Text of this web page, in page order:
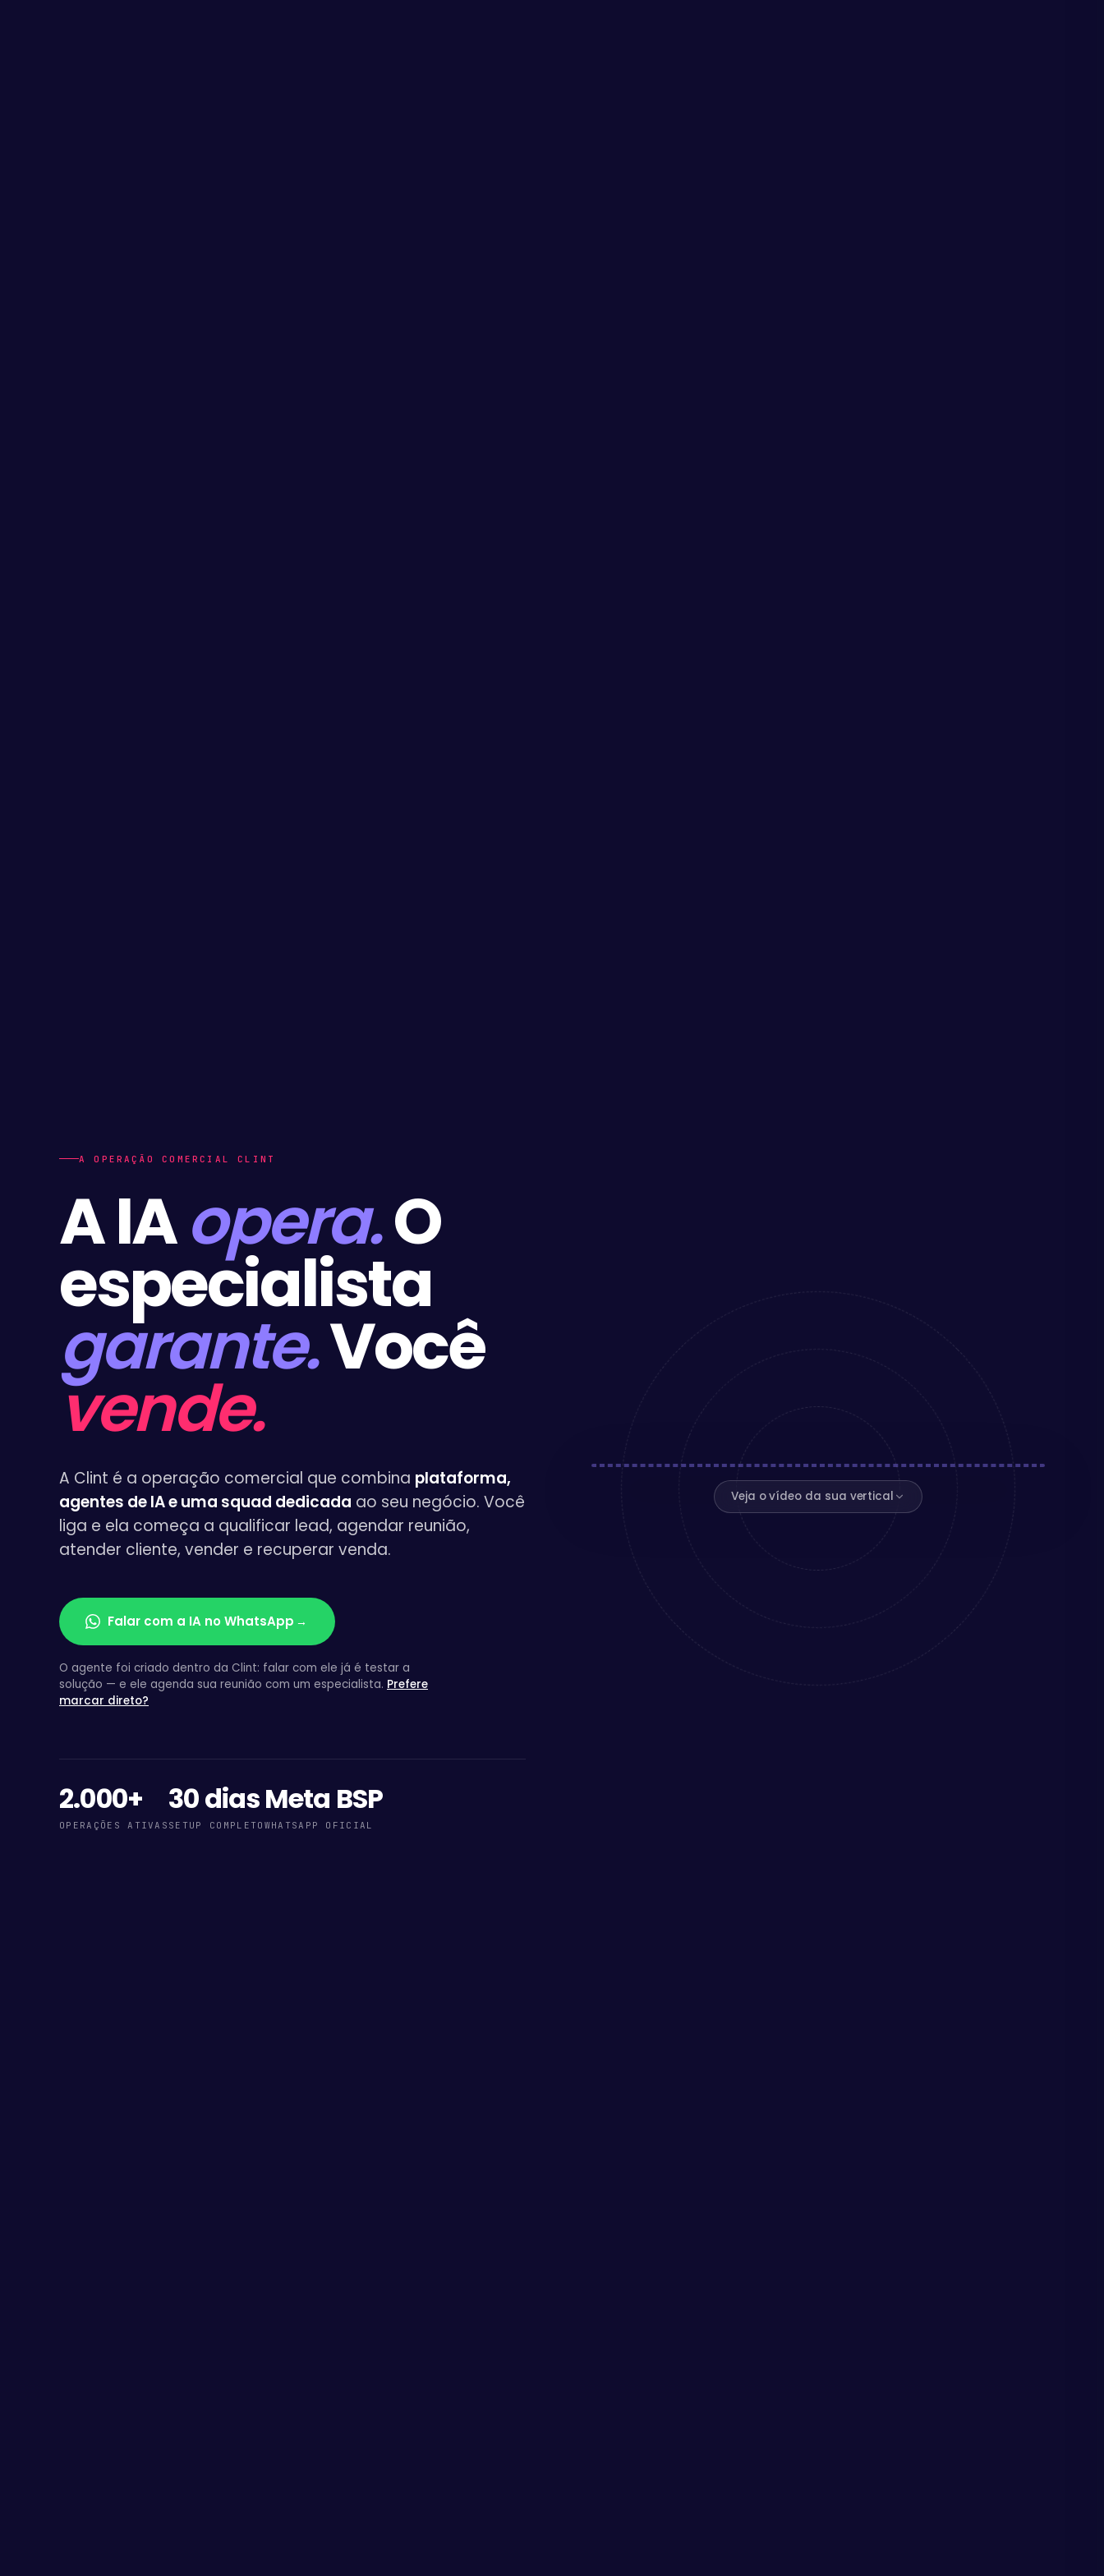
A OPERAÇÃO COMERCIAL CLINT
A IAopera.O
especialista
garante.Você
vende.
A Clint é a operação comercial que combina plataforma,
agentes de IA e uma squad dedicada ao seu negócio. Você
liga e ela começa a qualificar lead, agendar reunião,
atender cliente, vender e recuperar venda.
Falar com a IA no WhatsApp →
O agente foi criado dentro da Clint: falar com ele já é testar a
solução — e ele agenda sua reunião com um especialista. Prefere
marcar direto?
2.000+
OPERAÇÕES ATIVAS
30 dias
SETUP COMPLETO
Meta BSP
WHATSAPP OFICIAL
Veja o vídeo da sua vertical